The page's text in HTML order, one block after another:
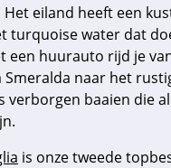
eiland heeft een
turquoise water dat
een huurauto rijd je
Smeralda naar het
verborgen baaien die
is onze tweede